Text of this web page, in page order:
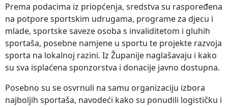
Prema podacima iz priopćenja, sredstva su raspoređena
na potpore sportskim udrugama, programe za djecu i
mlade, sportske saveze osoba s invaliditetom i gluhih
sportaša, posebne namjene u sportu te projekte razvoja
sporta na lokalnoj razini. Iz Županije naglašavaju i kako
su sva isplaćena sponzorstva i donacije javno dostupna.
Posebno su se osvrnuli na samu organizaciju izbora
najboljih sportaša, navodeći kako su ponudili logističku i